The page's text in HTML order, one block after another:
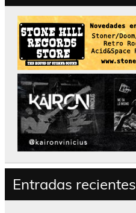
Entradas recientes